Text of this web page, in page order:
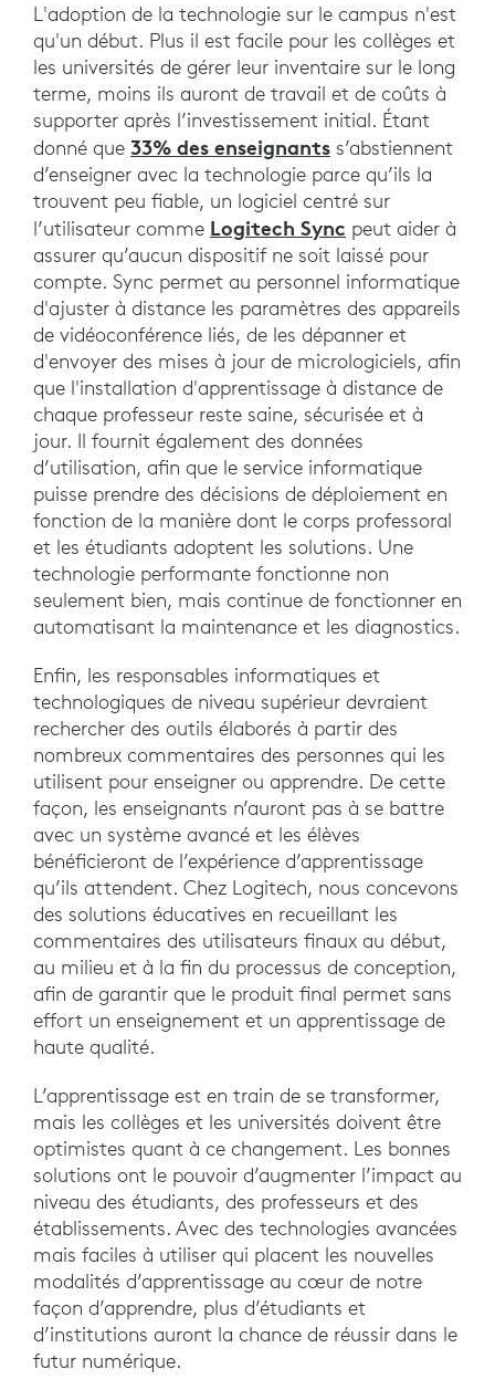
L'adoption de la technologie sur le campus n'est
qu'un début. Plus il est facile pour les collèges et
les universités de gérer leur inventaire sur le long
terme, moins ils auront de travail et de coûts à
supporter après l’investissement initial. Étant
donné que 33% des enseignants s’abstiennent
d’enseigner avec la technologie parce qu’ils la
trouvent peu fiable, un logiciel centré sur
l’utilisateur comme Logitech Sync peut aider à
assurer qu’aucun dispositif ne soit laissé pour
compte. Sync permet au personnel informatique
d'ajuster à distance les paramètres des appareils
de vidéoconférence liés, de les dépanner et
d'envoyer des mises à jour de micrologiciels, afin
que l'installation d'apprentissage à distance de
chaque professeur reste saine, sécurisée et à
jour. Il fournit également des données
d’utilisation, afin que le service informatique
puisse prendre des décisions de déploiement en
fonction de la manière dont le corps professoral
et les étudiants adoptent les solutions. Une
technologie performante fonctionne non
seulement bien, mais continue de fonctionner en
automatisant la maintenance et les diagnostics.
Enfin, les responsables informatiques et
technologiques de niveau supérieur devraient
rechercher des outils élaborés à partir des
nombreux commentaires des personnes qui les
utilisent pour enseigner ou apprendre. De cette
façon, les enseignants n’auront pas à se battre
avec un système avancé et les élèves
bénéficieront de l’expérience d’apprentissage
qu’ils attendent. Chez Logitech, nous concevons
des solutions éducatives en recueillant les
commentaires des utilisateurs finaux au début,
au milieu et à la fin du processus de conception,
afin de garantir que le produit final permet sans
effort un enseignement et un apprentissage de
haute qualité.
L’apprentissage est en train de se transformer,
mais les collèges et les universités doivent être
optimistes quant à ce changement. Les bonnes
solutions ont le pouvoir d’augmenter l’impact au
niveau des étudiants, des professeurs et des
établissements. Avec des technologies avancées
mais faciles à utiliser qui placent les nouvelles
modalités d’apprentissage au cœur de notre
façon d’apprendre, plus d’étudiants et
d’institutions auront la chance de réussir dans le
futur numérique.